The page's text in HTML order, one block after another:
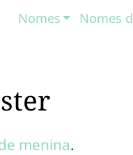
Nomes Nomes
menina.